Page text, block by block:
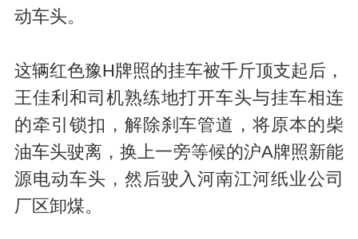
动车头。
这辆红色豫H牌照的挂车被千斤顶支起后，
王佳利和司机熟练地打开车头与挂车相连
的牵引锁扣，解除刹车管道，将原本的柴
油车头驶离，换上一旁等候的沪A牌照新能
源电动车头，然后驶入河南江河纸业公司
厂区卸煤。